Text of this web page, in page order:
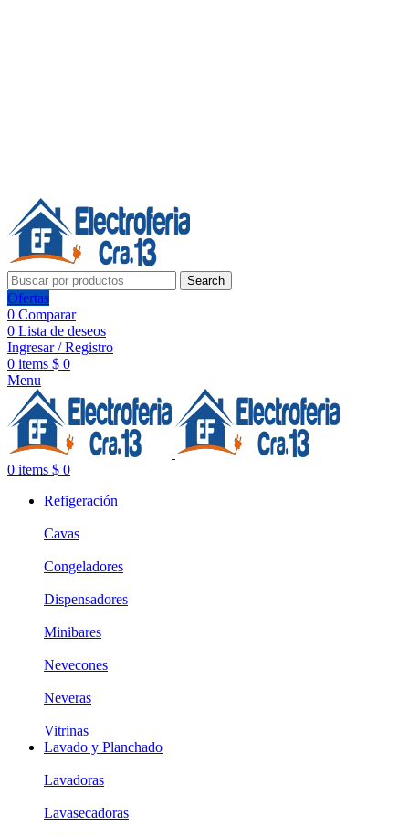
Search
Ofertas
0 Comparar
0 Lista de deseos
Ingresar / Registro
0 items $ 0
Menu
0 items $ 0
Refigeración
Cavas
Congeladores
Dispensadores
Minibares
Nevecones
Neveras
Vitrinas
Lavado y Planchado
Lavadoras
Lavasecadoras